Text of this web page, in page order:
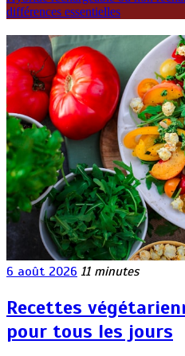
différences essentielles
6 août 2026 11 minutes
Recettes
pour tous les jours